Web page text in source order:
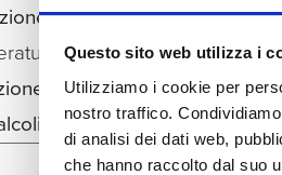
Questo sito web utilizza i
Utilizziamo i cookie per
nostro traffico.
di analisi dei dati web,
che hanno raccolto dal suo
in bianco,
controllata
acciaio
12%